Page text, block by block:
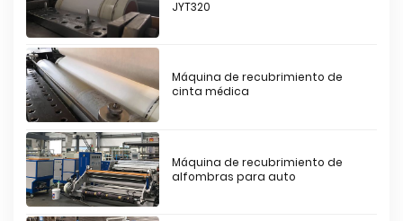
JYT320
Máquina de recubrimiento de
cinta médica
Máquina de recubrimiento de
alfombras para auto